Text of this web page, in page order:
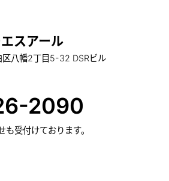
スアール
区八幡2丁目5-32 DSRビル
2090
受付けております。